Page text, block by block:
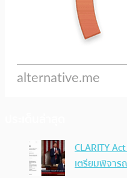
CLARITY
เตรียมพิจา